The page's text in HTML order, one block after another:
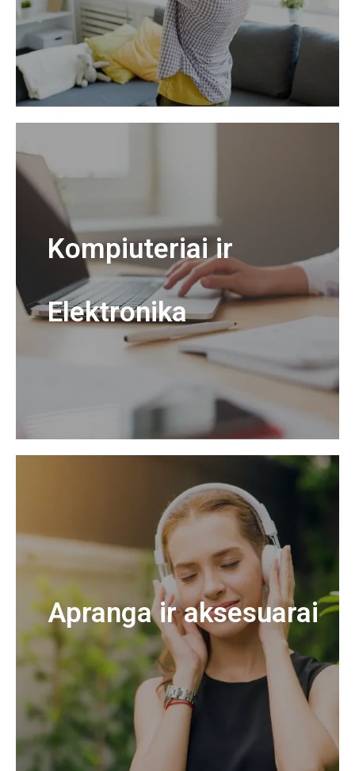
Kompiuteriai ir
Elektronika
Apranga ir aksesuarai